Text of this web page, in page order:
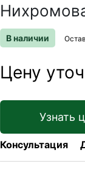
В наличии
Цену
Узнать
Консультация